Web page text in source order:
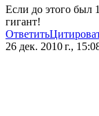
Если до этого был
гигант!
Ответить
26 дек. 2010 г.,